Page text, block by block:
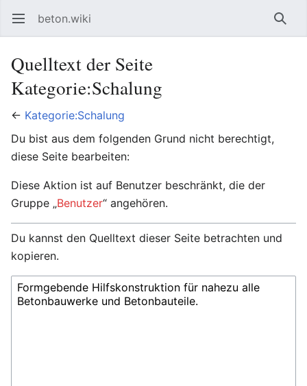
Hauptmenü öffnen beton.wiki
Quelltext der Seite
Kategorie:Schalung
← Kategorie:Schalung
Du bist aus dem folgenden Grund nicht berechtigt,
diese Seite bearbeiten:
Diese Aktion ist auf Benutzer beschränkt, die der
Gruppe „Benutzer“ angehören.
Du kannst den Quelltext dieser Seite betrachten und
kopieren.